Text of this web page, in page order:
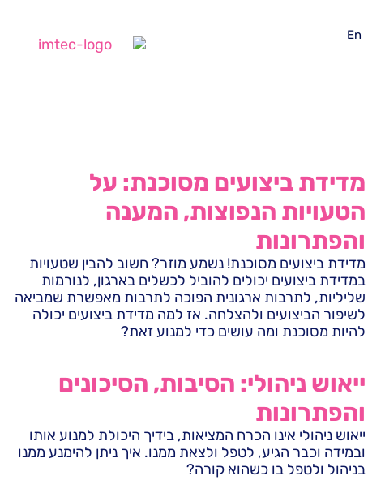
En
מדידת ביצועים מסוכנת: על
הטעויות הנפוצות, המענה
והפתרונות
מדידת ביצועים מסוכנת! נשמע מוזר? חשוב להבין שטעויות
במדידת ביצועים יכולים להוביל לכשלים בארגון, לנורמות
שליליות, לתרבות ארגונית הפוכה לתרבות מאפשרת שמביאה
לשיפור הביצועים ולהצלחה. אז למה מדידת ביצועים יכולה
להיות מסוכנת ומה עושים כדי למנוע זאת?
ייאוש ניהולי: הסיבות, הסיכונים
והפתרונות
ייאוש ניהולי אינו הכרח המציאות, בידיך היכולת למנוע אותו
ובמידה וכבר הגיע, לטפל ולצאת ממנו. איך ניתן להימנע ממנו
בניהול ולטפל בו כשהוא קורה?